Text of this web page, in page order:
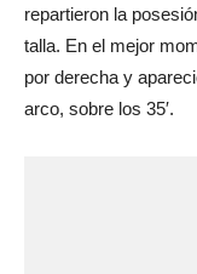
repartieron la
talla. En el mejor
por derecha y
arco, sobre los 35′.